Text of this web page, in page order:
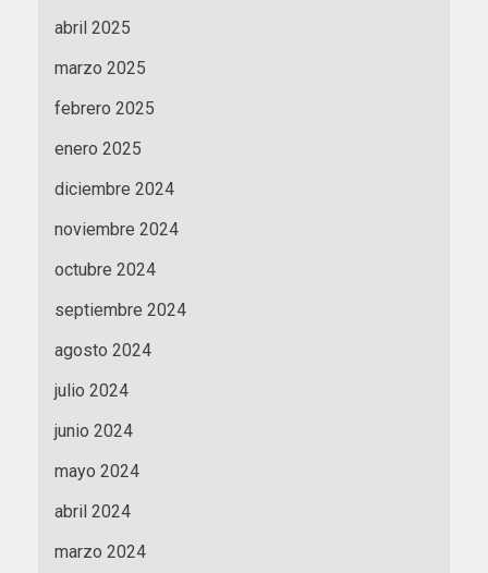
abril 2025
marzo 2025
febrero 2025
enero 2025
diciembre 2024
noviembre 2024
octubre 2024
septiembre 2024
agosto 2024
julio 2024
junio 2024
mayo 2024
abril 2024
marzo 2024